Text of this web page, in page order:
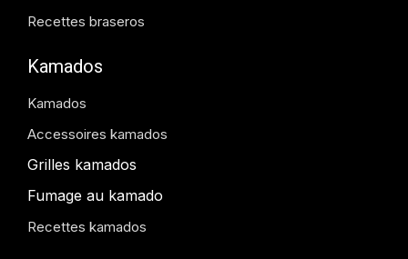
Recettes braseros
Kamados
Kamados
Accessoires kamados
Grilles kamados
Fumage au kamado
Recettes kamados